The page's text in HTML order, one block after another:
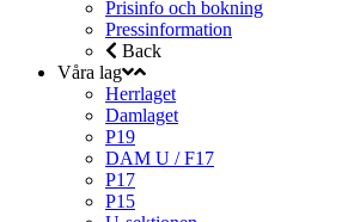
Prisinfo och bokning
Pressinformation
Back
Våra lag
Herrlaget
Damlaget
P19
DAM U / F17
P17
P15